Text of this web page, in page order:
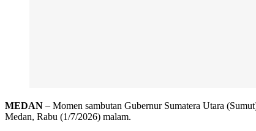
MEDAN – Momen sambutan Gubernur Sumatera Utara
Medan, Rabu (1/7/2026) malam.